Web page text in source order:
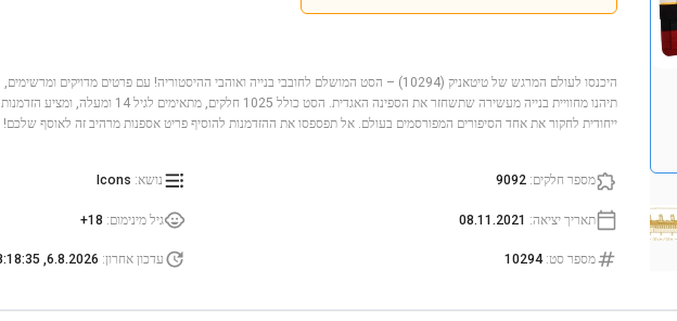
היכנסו לעולם המרגש של טיטאניק (10294) – הסט המושלם לחובבי בנייה ואוהבי ההיסטוריה! עם פרטים מדויקים ומרשימים,
תיהנו מחוויית בנייה מעשירה שתשחזר את הספינה האגדית. הסט כולל 1025 חלקים, מתאימים לגיל 14 ומעלה, ומציע הזדמנות
ייחודית לחקור את אחד הסיפורים המפורסמים בעולם. אל תפספסו את ההזדמנות להוסיף פריט אספנות מרהיב זה לאוסף שלכם!
מספר חלקים:
9092 נושא:
Icons
תאריך יציאה:
08.11.2021 גיל מינימום:
18+
מספר סט:
10294 עדכון אחרון:
6.8.2026, 18:18:35